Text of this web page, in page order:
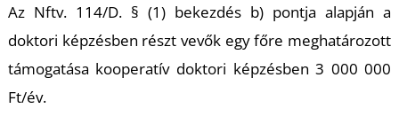
Az Nftv. 114/D. § (1) bekezdés b) pontja alapján a
doktori képzésben részt vevők egy főre meghatározott
támogatása kooperatív doktori képzésben 3 000 000
Ft/év.